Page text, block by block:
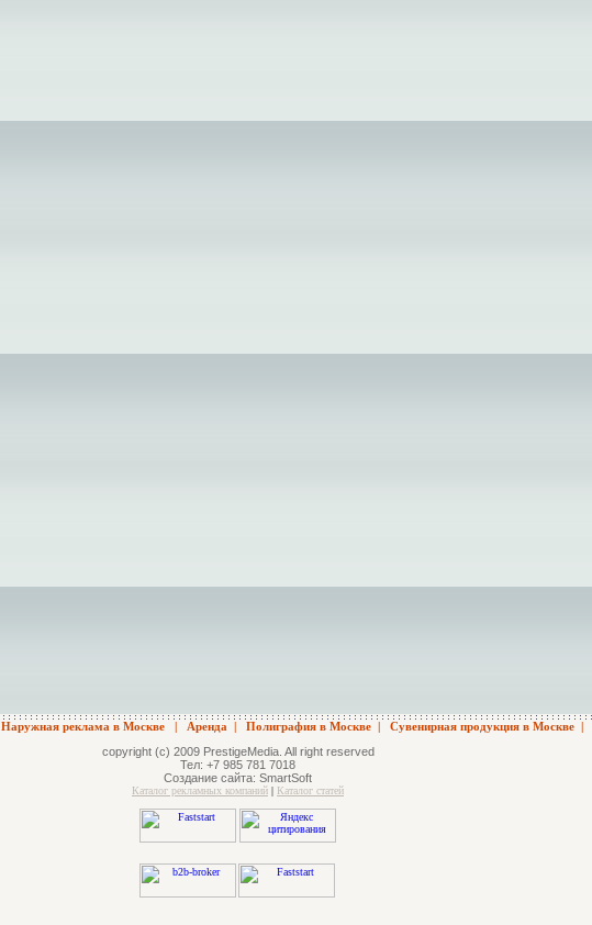
Наружная реклама в Москве | Аренда | Полиграфия в Москве | Сувенирная продукция в Москве |
copyright (c) 2009 PrestigeMedia. All right reserved
Тел: +7 985 781 7018
Создание сайта: SmartSoft
Каталог рекламных компаний | Каталог статей